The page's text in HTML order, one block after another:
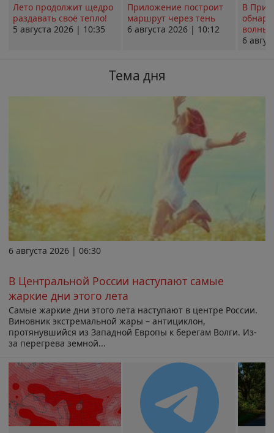
Лето продолжит щедро
раздавать своё тепло!
5 августа 2026 | 10:35
Приложение построит
маршрут через тень
6 августа 2026 | 10:12
В
волны
6
Тема дня
6 августа 2026 | 06:30
В Центральной России наступают самые
жаркие дни этого лета
Самые жаркие дни этого лета наступают в центре России.
Виновник экстремальной жары – антициклон,
протянувшийся из Западной Европы к берегам Волги. Из-
за перегрева земной...